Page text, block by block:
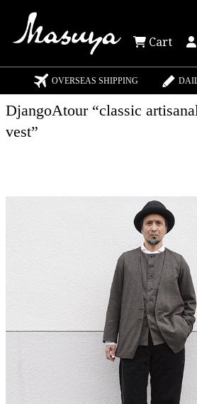
Cart
OVERSEAS SHIPPING
DjangoAtour “classic
vest”